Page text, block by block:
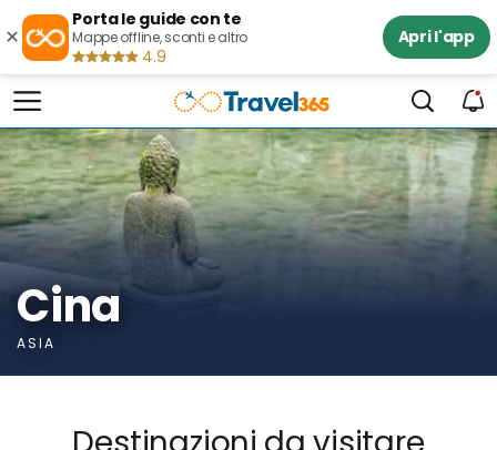
×
Porta le guide con te
Mappe offline, sconti e altro
4.9
Apri l'app
Cina
ASIA